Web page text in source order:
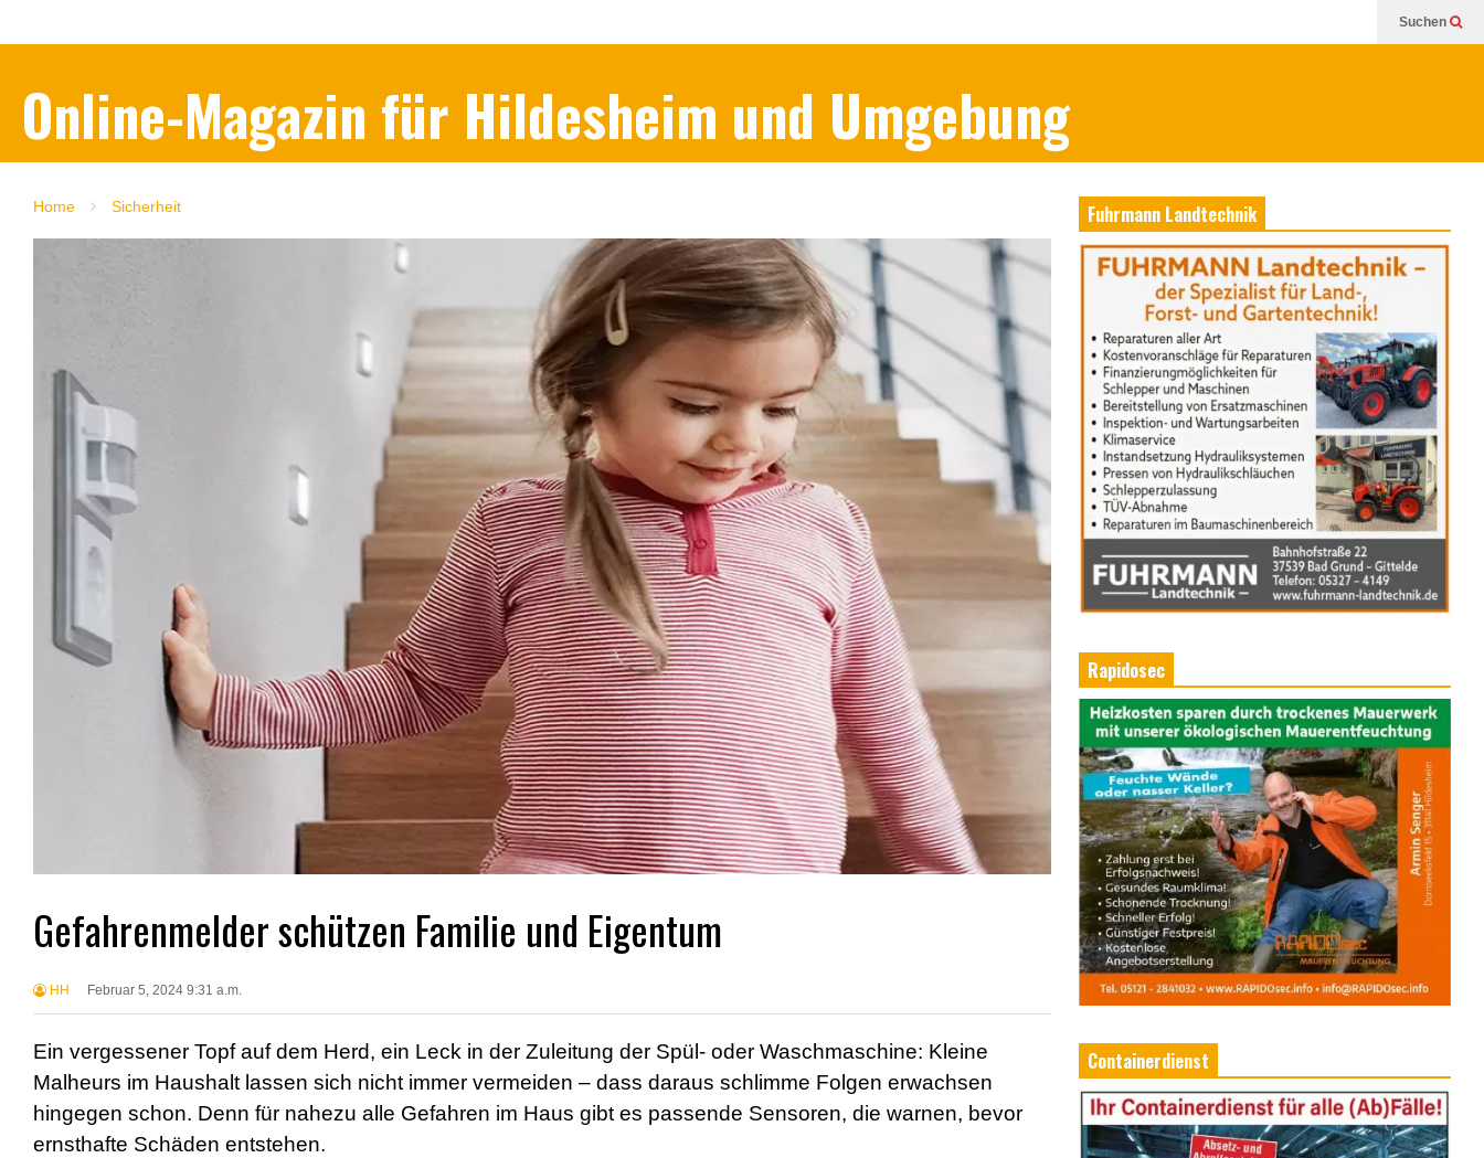
Suchen
Online-Magazin für Hildesheim und Umgebung
Home Sicherheit
Gefahrenmelder schützen Familie und Eigentum
HH Februar 5, 2024 9:31 a.m.
Ein vergessener Topf auf dem Herd, ein Leck in der Zuleitung der Spül- oder Waschmaschine: Kleine
Malheurs im Haushalt lassen sich nicht immer vermeiden – dass daraus schlimme Folgen erwachsen
hingegen schon. Denn für nahezu alle Gefahren im Haus gibt es passende Sensoren, die warnen, bevor
ernsthafte Schäden entstehen.
Fuhrmann Landtechnik
Rapidosec
Containerdienst